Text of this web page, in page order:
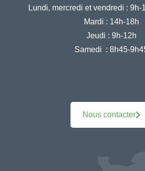
Lundi, mercredi et vendredi : 9h-
Mardi : 14h-18h
Jeudi : 9h-12h
Samedi : 8h45-
Nous contacter